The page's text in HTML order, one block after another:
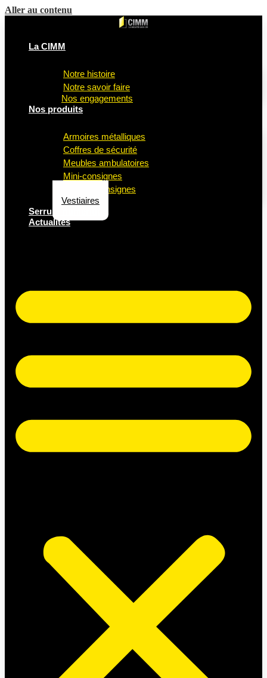
Aller au contenu
La CIMM
Notre histoire
Notre savoir faire
Nos engagements
Nos produits
Armoires métalliques
Coffres de sécurité
Meubles ambulatoires
Mini-consignes
Casiers consignes
Vestiaires
Serrure numérique
Actualités